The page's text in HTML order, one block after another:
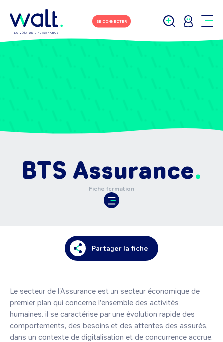
SE CONNECTER
BTS Assurance
Fiche formation
Partager la fiche
Le secteur de l'Assurance est un secteur économique de
premier plan qui concerne l'ensemble des activités
humaines. il se caractérise par une évolution rapide des
comportements, des besoins et des attentes des assurés,
dans un contexte de digitalisation et de concurrence accrue.